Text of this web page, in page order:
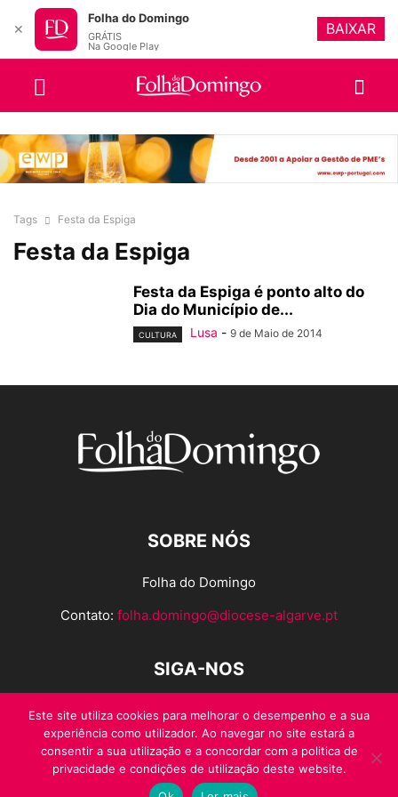
Tags Festa da Espiga
Festa da Espiga
Festa da Espiga é ponto alto do
Dia do Município de...
CULTURA Lusa - 9 de Maio de 2014
SOBRE NÓS
Folha do Domingo
Contato: folha.domingo@diocese-algarve.pt
SIGA-NOS
Este site utiliza cookies para melhorar o desempenho e a sua
experiência como utilizador. Ao navegar no site estará a
consentir a sua utilização e a concordar com a politica de
privacidade e condições de utilização deste website.
✕
Folha do Domingo
GRÁTIS
Na Google Play
BAIXAR